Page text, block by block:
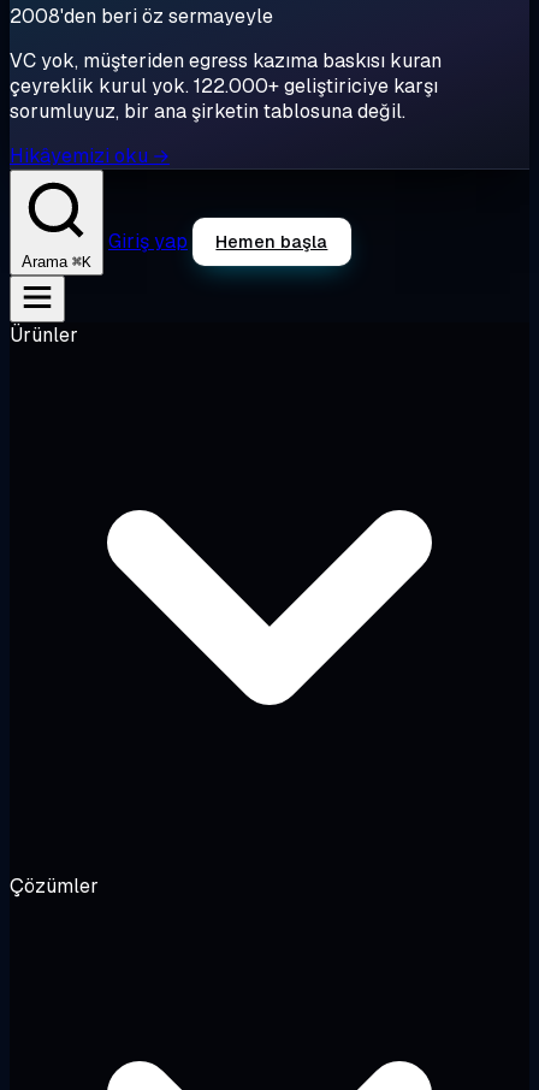
2008'den beri öz sermayeyle
VC yok, müşteriden egress kazıma baskısı kuran
çeyreklik kurul yok. 122.000+ geliştiriciye karşı
sorumluyuz, bir ana şirketin tablosuna değil.
Hikâyemizi oku →
Arama ⌘K
Giriş yap Hemen başla
Ürünler
Çözümler